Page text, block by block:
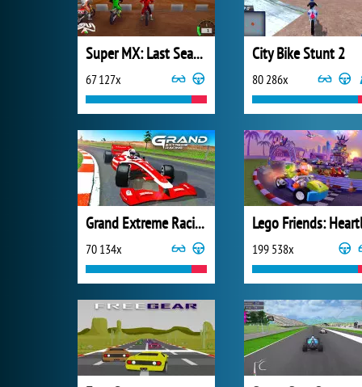
Super MX: Last Season
67 127x
City Bike Stunt 2
80 286x
Grand Extreme Racing
70 134x 199 538x